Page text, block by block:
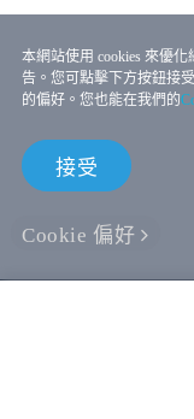
本網站使用 cookies 來優
告。您可點擊下方按鈕接
的偏好。您也能在我們的
接受
Cookie 偏好